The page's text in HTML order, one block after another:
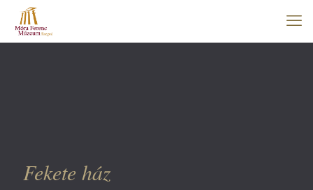
Fekete ház